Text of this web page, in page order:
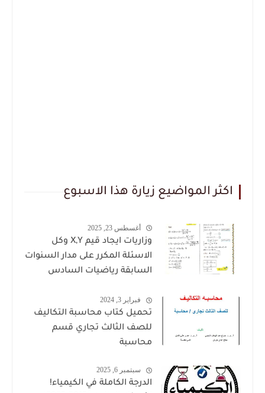
اكثر المواضيع زيارة هذا الاسبوع
أغسطس 23, 2025
وزاريات ايجاد قيم X,Y وكل
الاسئلة المكرر على مدار السنوات
السابقة رياضيات السادس
فبراير 3, 2024
تحميل كتاب محاسبة التكاليف
للصف الثالث تجاري قسم
محاسبة
سبتمبر 6, 2025
الدرجة الكاملة في الكيمياء!